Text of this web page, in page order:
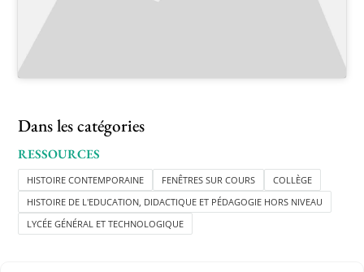
Dans les catégories
RESSOURCES
HISTOIRE CONTEMPORAINE FENÊTRES SUR COURS
COLLÈGE
HISTOIRE DE L'EDUCATION, DIDACTIQUE ET PÉDAGOGIE HORS NIVEAU
LYCÉE GÉNÉRAL ET TECHNOLOGIQUE